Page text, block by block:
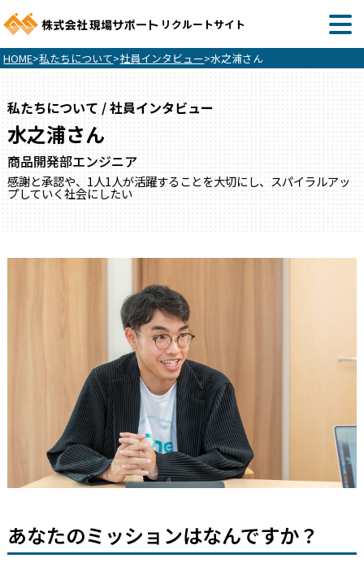
リクルートサイト
HOME>私たちについて>社員インタビュー>水之浦さん
私たちについて / 社員インタビュー
水之浦さん
商品開発部エンジニア
感謝と承認や、1人1人が活躍することを大切にし、スパイラルアッ
プしていく社会にしたい
あなたのミッションはなんですか？